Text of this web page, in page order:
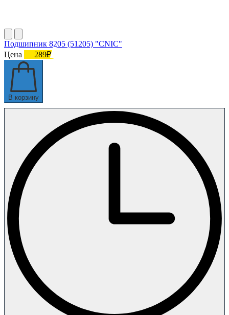
Подшипник 8205 (51205) "CNIC"
Цена
289₽
В корзину